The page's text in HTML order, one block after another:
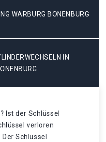
WARBURG BONENBURG
IN W
Ist der Schlüssel
verloren
Schlüssel